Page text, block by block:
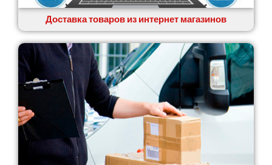
Доставка товаров из интернет магазинов